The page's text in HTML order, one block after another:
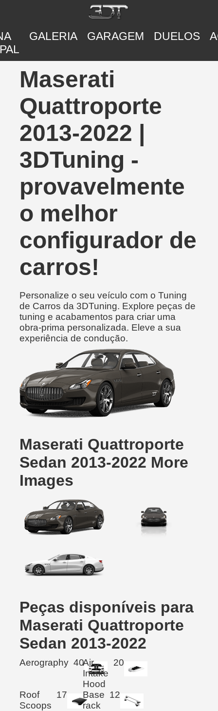
GALERIA GARAGEM DUELOS
Maserati
Quattroporte
2013-2022 |
3DTuning -
provavelmente
o melhor
configurador de
carros!
Personalize o seu veículo com o Tuning
de Carros da 3DTuning. Explore peças de
tuning e acabamentos para criar uma
obra-prima personalizada. Eleve a sua
experiência de condução.
Maserati Quattroporte
Sedan 2013-2022 More
Images
Peças disponíveis para
Maserati Quattroporte
Sedan 2013-2022
Aerography 40Air
Intake
Hood
20
Roof
Scoops
17
Base
rack
12